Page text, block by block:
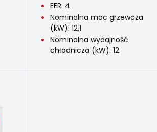
EER: 4
Nominalna moc grzewcza
(kW): 12,1
Nominalna wydajność
chłodnicza (kW): 12